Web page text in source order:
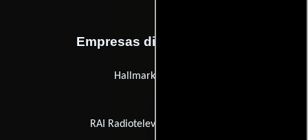
Empresas distribuidoras
Hallmark Channel
RAI Radiotelevisione Italiana